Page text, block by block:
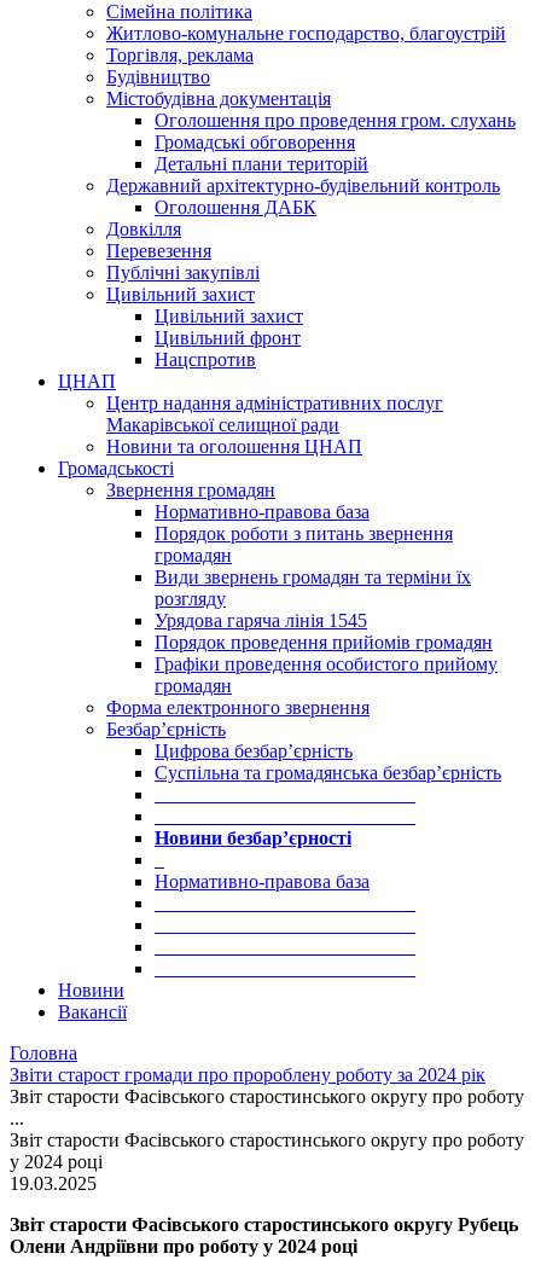
Сімейна політика
Житлово-комунальне господарство, благоустрій
Торгівля, реклама
Будівництво
Містобудівна документація
Оголошення про проведення гром. слухань
Громадські обговорення
Детальні плани територій
Державний архітектурно-будівельний контроль
Оголошення ДАБК
Довкілля
Перевезення
Публічні закупівлі
Цивільний захист
Цивільний захист
Цивільний фронт
Нацспротив
ЦНАП
Центр надання адміністративних послуг
Макарівської селищної ради
Новини та оголошення ЦНАП
Громадськості
Звернення громадян
Нормативно-правова база
Порядок роботи з питань звернення
громадян
Види звернень громадян та терміни їх
розгляду
Урядова гаряча лінія 1545
Порядок проведення прийомів громадян
Графіки проведення особистого прийому
громадян
Форма електронного звернення
Безбар’єрність
Цифрова безбар’єрність
Суспільна та громадянська безбар’єрність
Новини безбар’єрності
Нормативно-правова база
Новини
Вакансії
Головна
Звіти старост громади про пророблену роботу за 2024 рік
Звіт старости Фасівського старостинського округу про роботу
...
Звіт старости Фасівського старостинського округу про роботу
у 2024 році
19.03.2025
Звіт старости Фасівського старостинського округу Рубець
Олени Андріївни про роботу у 2024 році